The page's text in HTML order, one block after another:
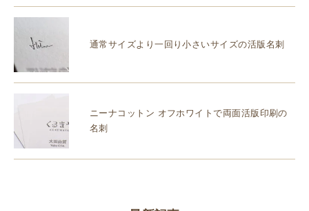
通常サイズより一回り小さいサイズの活版名刺
ニーナコットン オフホワイトで両面活版印刷の
名刺